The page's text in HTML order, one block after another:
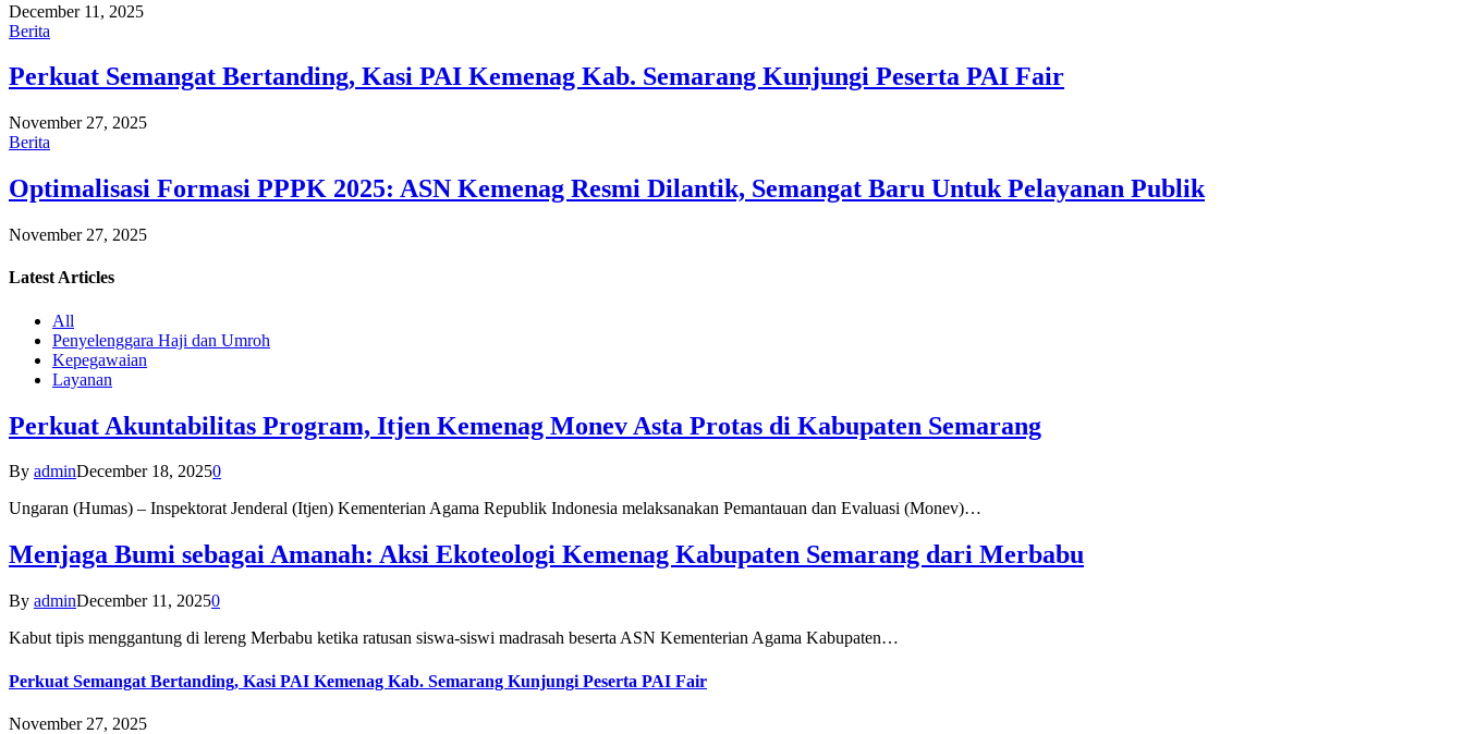
December 11, 2025
Berita
Perkuat Semangat Bertanding, Kasi PAI Kemenag Kab. Semarang Kunjungi Peserta PAI Fair
November 27, 2025
Berita
Optimalisasi Formasi PPPK 2025: ASN Kemenag Resmi Dilantik, Semangat Baru Untuk Pelayanan Publik
November 27, 2025
Latest Articles
All
Penyelenggara Haji dan Umroh
Kepegawaian
Layanan
Perkuat Akuntabilitas Program, Itjen Kemenag Monev Asta Protas di Kabupaten Semarang
By adminDecember 18, 20250
Ungaran (Humas) – Inspektorat Jenderal (Itjen) Kementerian Agama Republik Indonesia melaksanakan Pemantauan dan Evaluasi (Monev)…
Menjaga Bumi sebagai Amanah: Aksi Ekoteologi Kemenag Kabupaten Semarang dari Merbabu
By adminDecember 11, 20250
Kabut tipis menggantung di lereng Merbabu ketika ratusan siswa-siswi madrasah beserta ASN Kementerian Agama Kabupaten…
Perkuat Semangat Bertanding, Kasi PAI Kemenag Kab. Semarang Kunjungi Peserta PAI Fair
November 27, 2025